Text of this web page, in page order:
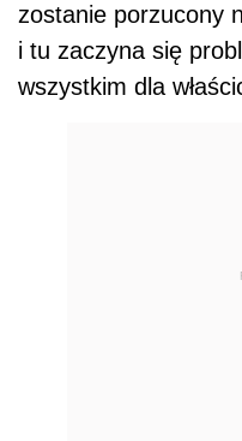
zostanie porzucony
i tu zaczyna się
wszystkim dla